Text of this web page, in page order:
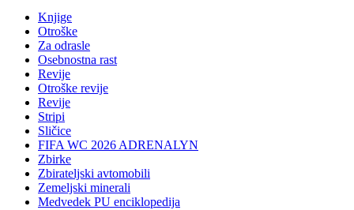
Knjige
Otroške
Za odrasle
Osebnostna rast
Revije
Otroške revije
Revije
Stripi
Sličice
FIFA WC 2026 ADRENALYN
Zbirke
Zbirateljski avtomobili
Zemeljski minerali
Medvedek PU enciklopedija